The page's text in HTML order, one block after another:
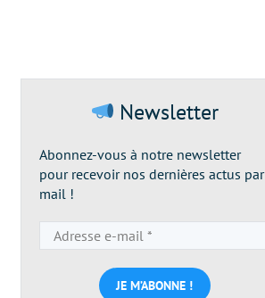
Newsletter
Abonnez-vous à notre newsletter
pour recevoir nos dernières actus par
mail !
e-
mail
*